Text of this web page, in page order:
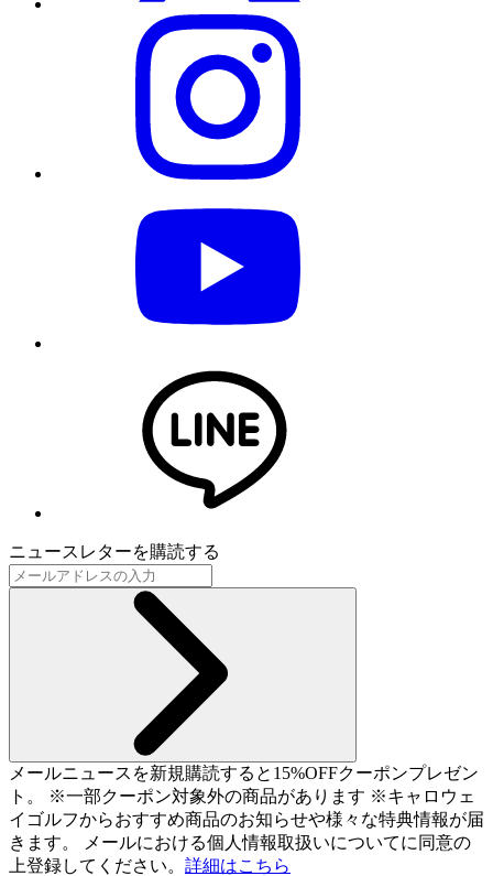
ニュースレターを購読する
メールニュースを新規購読すると15%OFFクーポンプレゼン
ト。 ※一部クーポン対象外の商品があります ※キャロウェ
イゴルフからおすすめ商品のお知らせや様々な特典情報が届
きます。 メールにおける個人情報取扱いについてに同意の
上登録してください。 詳細はこちら